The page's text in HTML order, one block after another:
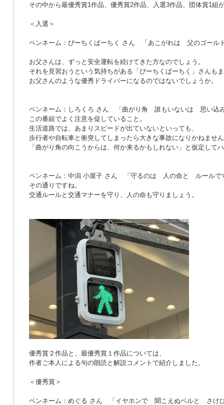
その中から最優秀賞1作品、優秀賞2作品、入選3作品、団体賞1組
＜入選＞
ペンネーム：ぴーちくぱーちく さん 「あこがれは 父のゴール
お父さんは、ずっと安全運転を続けてきた方なのでしょう。
それを見習おうという気持ちがある「ぴーちくぱーちく」さんも
お父さんのような優秀ドライバーになるのではないでしょうか。
ペンネーム：しろくろ さん
「曲がり角 誰もいないは 思い込
この番組でよく注意を促していること。
生活道路では、あまりスピードが出ていないといっても、
歩行者や自転車と衝突してしまったら大きな事故になりかねませ
「曲がり角の向こうからは、何か来るかもしれない」と仮定して
ペンネーム：中潟 小屋子 さん 「 守るのは 人の命と ルールで
その通りですね。
交通ルールと交通マナーを守り、人の命も守りましょう。
優秀賞２作品と、最優秀賞１作品については、
作者ご本人による句の朗読と解説コメントで紹介しました。
＜優秀賞＞
ペンネーム：めぐる さん 「イヤホンで 聞こえぬベルと さけ